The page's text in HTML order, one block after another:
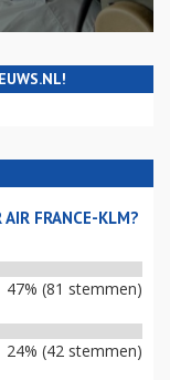
FRANCE-KLM?
47% (81 stemmen)
24% (42 stemmen)